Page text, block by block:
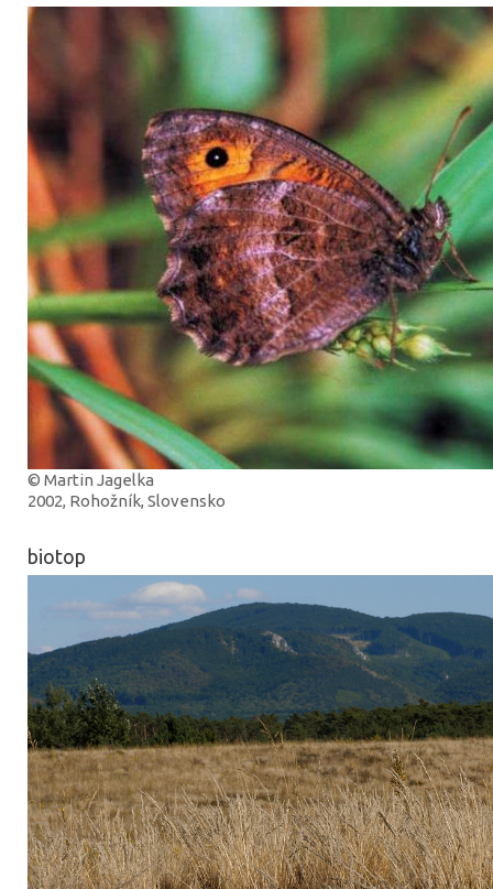
© Martin Jagelka
2002, Rohožník, Slovensko
biotop